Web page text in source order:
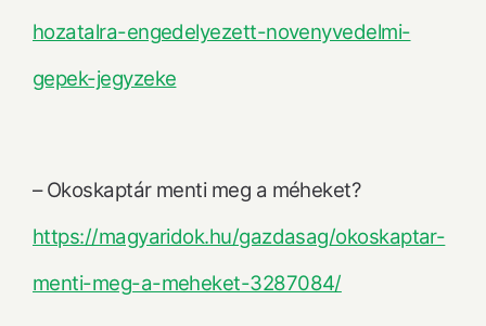
hozatalra-engedelyezett-novenyvedelmi-
gepek-jegyzeke
– Okoskaptár menti meg a méheket?
https://magyaridok.hu/gazdasag/okoskaptar-
menti-meg-a-meheket-3287084/